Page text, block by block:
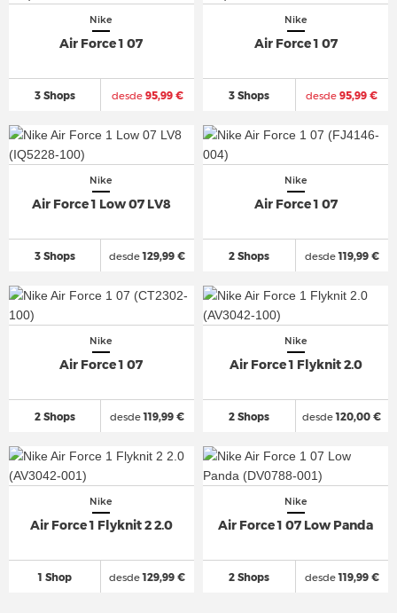
Nike
Air Force 1 07
3 Shops desde95,99 €
Nike
Air Force 1 07
3 Shops desde 95,99 €
Nike
Air Force 1 Low 07 LV8
3 Shops desde129,99 €
Nike
Air Force 1 07
2 Shops desde119,99 €
Nike
Air Force 1 07
2 Shops desde119,99 €
Nike
Air Force 1 Flyknit 2.0
2 Shops desde120,00 €
Nike
Air Force 1 Flyknit 2 2.0
1 Shop desde129,99 €
Nike
Air Force 1 07 Low Panda
2 Shops desde119,99 €